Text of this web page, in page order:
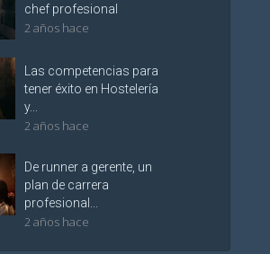
chef profesional
2 años hace
Las competencias para
tener éxito en Hostelería
y...
2 años hace
De runner a gerente, un
plan de carrera
profesional...
2 años hace